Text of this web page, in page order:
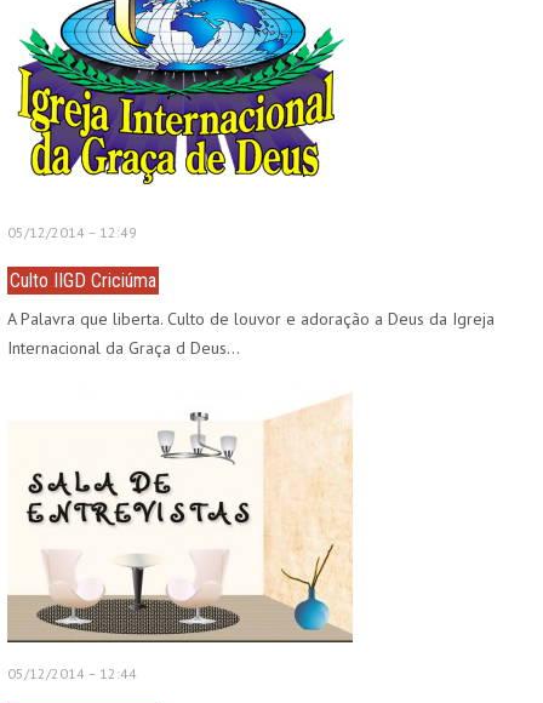
05/12/2014 – 12:49
Culto IIGD Criciúma
A Palavra que liberta. Culto de louvor e adoração a Deus da Igreja
Internacional da Graça d Deus…
05/12/2014 – 12:44